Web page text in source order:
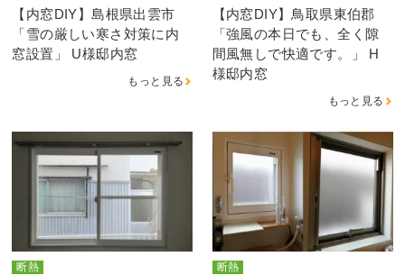
【内窓DIY】島根県出雲市
「雪の厳しい寒さ対策に内
窓設置」 U様邸内窓
もっと見る
【内窓DIY】鳥取県東伯郡
「強風の本日でも、全く隙
間風無しで快適です。」 H
様邸内窓
もっと見る
断熱 断熱